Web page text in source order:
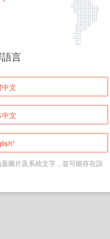
顯示
入
首頁
言
文
文
圖片及系統文字，並可能存在誤